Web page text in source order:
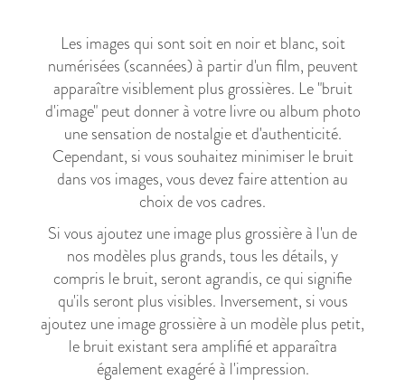
Les images qui sont soit en noir et blanc, soit
numérisées (scannées) à partir d'un film, peuvent
apparaître visiblement plus grossières. Le "bruit
d'image" peut donner à votre livre ou album photo
une sensation de nostalgie et d'authenticité.
Cependant, si vous souhaitez minimiser le bruit
dans vos images, vous devez faire attention au
choix de vos cadres.
Si vous ajoutez une image plus grossière à l'un de
nos modèles plus grands, tous les détails, y
compris le bruit, seront agrandis, ce qui signifie
qu'ils seront plus visibles. Inversement, si vous
ajoutez une image grossière à un modèle plus petit,
le bruit existant sera amplifié et apparaîtra
également exagéré à l'impression.